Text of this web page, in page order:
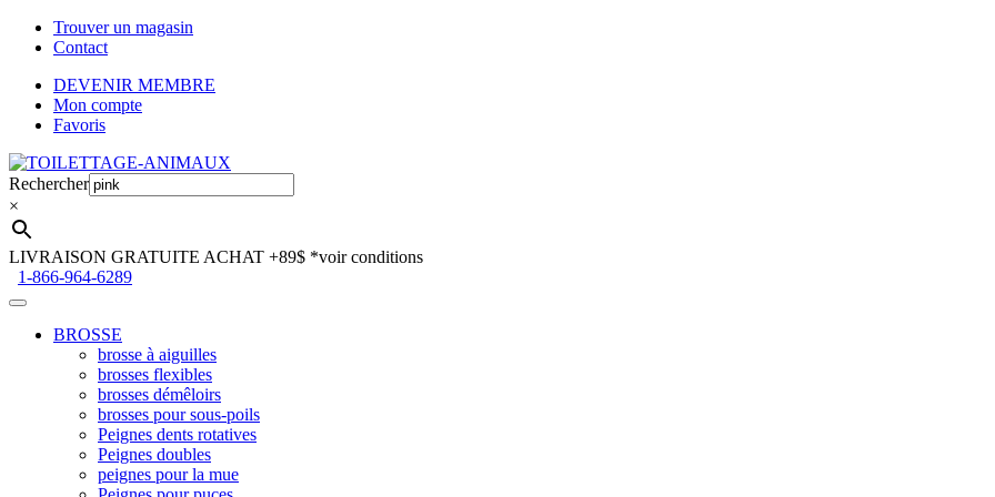
Trouver un magasin
Contact
DEVENIR MEMBRE
Mon compte
Favoris
Aller
à
la
navigation
Aller
au
contenu
Rechercher
×
LIVRAISON GRATUITE ACHAT +89$ *voir conditions
1-866-964-6289
BROSSE
brosse à aiguilles
brosses flexibles
brosses démêloirs
brosses pour sous-poils
Peignes dents rotatives
Peignes doubles
peignes pour la mue